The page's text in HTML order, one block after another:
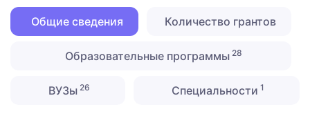
Общие сведения Количество грантов
Образовательные программы 28
ВУЗы 26 Специальности 1